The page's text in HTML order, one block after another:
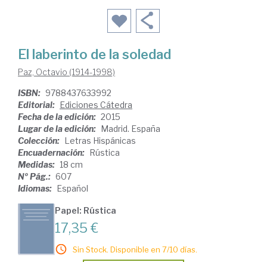
El laberinto de la soledad
Paz, Octavio (1914-1998)
ISBN: 9788437633992
Editorial: Ediciones Cátedra
Fecha de la edición: 2015
Lugar de la edición: Madrid. España
Colección: Letras Hispánicas
Encuadernación: Rústica
Medidas: 18 cm
Nº Pág.: 607
Idiomas: Español
Papel: Rústica
17,35 €
Sin Stock. Disponible en 7/10 días.